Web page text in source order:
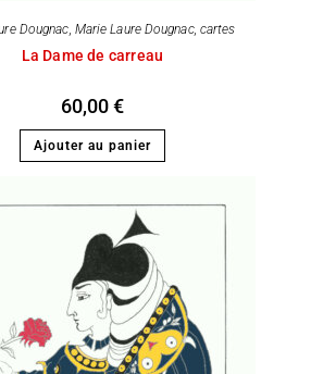
Dougnac, Marie Laure Dougnac, cartes
La Dame de carreau
60,00€
Ajouter au panier